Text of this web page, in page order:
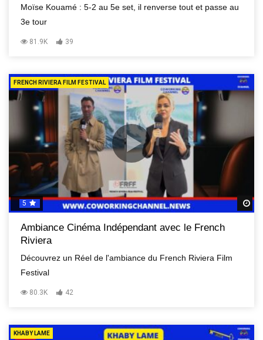
Moïse Kouamé : 5-2 au 5e set, il renverse tout et passe au
3e tour
81.9K 39
FRENCH RIVIERA FILM FESTIVAL
5
Ambiance Cinéma Indépendant avec le French
Riviera
Découvrez un Réel de l'ambiance du French Riviera Film
Festival
80.3K 42
KHABY LAME